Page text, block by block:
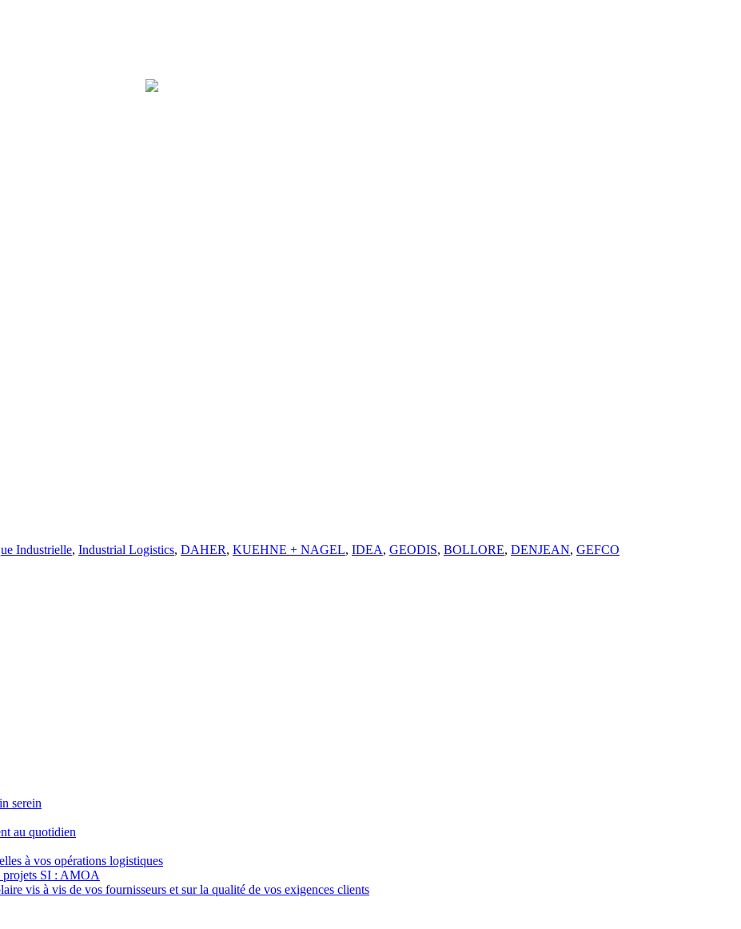
Industrielle, Industrial Logistics, DAHER, KUEHNE + NAGEL, IDEA, GEODIS, BOLLORE, DENJEAN, GEFCO
serein
au quotidien
à vos opérations logistiques
projets SI : AMOA
vis à vis de vos fournisseurs et sur la qualité de vos exigences clients